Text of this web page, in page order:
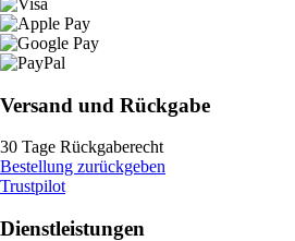
Versand und Rückgabe
30 Tage Rückgaberecht
Bestellung zurückgeben
Trustpilot
Dienstleistungen